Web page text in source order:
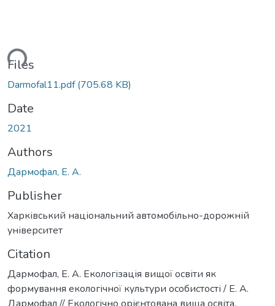
Files
Darmofal11.pdf(705.68 KB)
Date
2021
Authors
Дармофал, Е. А.
Publisher
Харківський національний автомобільно-дорожній
університет
Citation
Дармофал, Е. А. Екологізація вищої освіти як
формування екологічної культури особистості / Е. А.